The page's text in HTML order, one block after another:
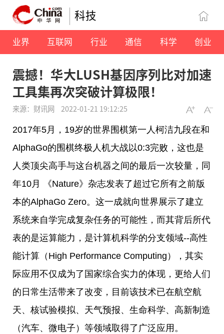
科技
业界 互联网 行业 通信 科学 创业
震撼！华大LUSH基因序列比对加速
工具集再次突破计算极限！
来源：财讯网 2022-01-21 19:12:25
2017年5月，19岁的世界围棋第一人柯洁九段在和
AlphaGo的围棋终极人机大战以0:3完败，这也是
人类顶尖高手与这台机器之间的最后一次较量，同
年10月 《Nature》杂志发表了超过它所有之前版
本的AlphaGo Zero。这一成就向世界展示了建立
系统来自学完成复杂任务的可能性 ，而其背后所代
表的是运算能力，是计算机科学的分支领域--高性
能计算（High Performance Computing），其实
际应用不仅成为了 国家综合实力的体现，更给人们
的日常生活带来了改变，目前该技术已在航空航
天、核试验模拟、天气预报、生命科学、高新制造
（汽车、 微电子）等领域取得了广泛应用。